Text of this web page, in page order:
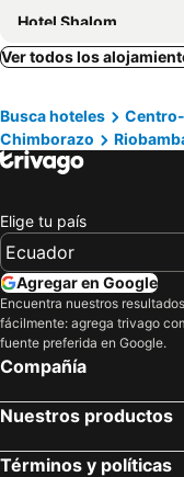
Hotel Shalom
Hostería La Andaluza
Hotel El Cisne
Hotel Spa Casa Real
Hotel Zeus
HOTEL VELANEZ SUITE
Turismo Comunitario La
Hotel Chimborazo
Asher Hospedaje y
Hotel La Primavera
El Galpón
Camino Real
Diana Maria
Ver todos los
Busca hoteles
Chimborazo
Elige tu país
Agregar en Google
Encuentra nuestros resultados
fácilmente: agrega trivago
fuente preferida en Google.
Compañía
Nuestros productos
Términos y políticas